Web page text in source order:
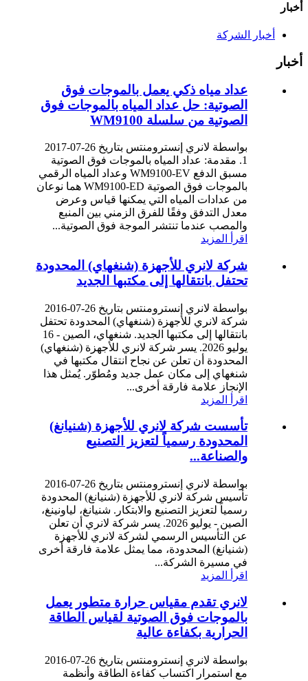
أخبار
أخبار الشركة
أخبار
عداد مياه ذكي يعمل بالموجات فوق
الصوتية: حل عداد المياه بالموجات فوق
الصوتية من سلسلة WM9100
بواسطة لانري إنسترومنتس بتاريخ 26-07-2017
1. مقدمة: عداد المياه بالموجات فوق الصوتية
مسبق الدفع WM9100-EV وعداد المياه الرقمي
بالموجات فوق الصوتية WM9100-ED هما نوعان
من عدادات المياه التي يمكنها قياس وعرض
معدل التدفق وفقًا للفرق الزمني بين المنبع
والمصب عندما تنتشر الموجة فوق الصوتية...
اقرأ المزيد
شركة لانري للأجهزة (شنغهاي) المحدودة
تحتفل بانتقالها إلى مكتبها الجديد
بواسطة لانري إنسترومنتس بتاريخ 26-07-2016
شركة لانري للأجهزة (شنغهاي) المحدودة تحتفل
بانتقالها إلى مكتبها الجديد. شنغهاي، الصين - 16
يوليو 2026. يسر شركة لانري للأجهزة (شنغهاي)
المحدودة أن تعلن عن نجاح انتقال مكتبها في
شنغهاي إلى مكان عمل جديد ومُطوّر. يُمثل هذا
الإنجاز علامة فارقة أخرى...
اقرأ المزيد
تأسست شركة لانري للأجهزة (شنيانغ)
المحدودة رسمياً لتعزيز التصنيع
والصناعة...
بواسطة لانري إنسترومنتس بتاريخ 26-07-2016
تأسيس شركة لانري للأجهزة (شنيانغ) المحدودة
رسمياً لتعزيز التصنيع والابتكار. شنيانغ، لياونينغ،
الصين - يوليو 2026. يسر شركة لانري أن تعلن
عن التأسيس الرسمي لشركة لانري للأجهزة
(شنيانغ) المحدودة، مما يمثل علامة فارقة أخرى
في مسيرة الشركة...
اقرأ المزيد
لانري تقدم مقياس حرارة متطور يعمل
بالموجات فوق الصوتية لقياس الطاقة
الحرارية بكفاءة عالية
بواسطة لانري إنسترومنتس بتاريخ 26-07-2016
مع استمرار اكتساب كفاءة الطاقة وأنظمة